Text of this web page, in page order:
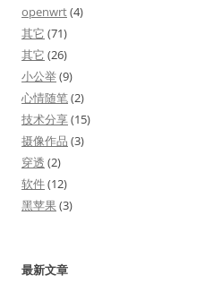
openwrt(4)
其它 (71)
其它 (26)
小公举(9)
心情随笔(2)
技术分享(15)
摄像作品 (3)
穿透 (2)
软件(12)
黑苹果(3)
最新文章